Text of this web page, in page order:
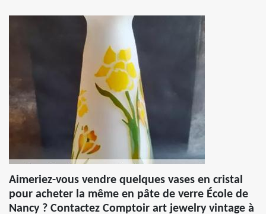
Aimeriez-vous vendre quelques vases en cristal
pour acheter la même en pâte de verre École de
Nancy ? Contactez Comptoir art jewelry vintage à